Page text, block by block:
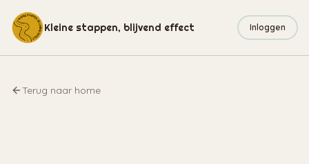
Kleine stappen, blijvend effect Inloggen
Terug naar home